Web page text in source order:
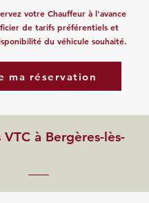
votre Chauffeur à l'avance
de tarifs préférentiels et
du véhicule souhaité.
ma réservation
VTC à Bergères-lès-